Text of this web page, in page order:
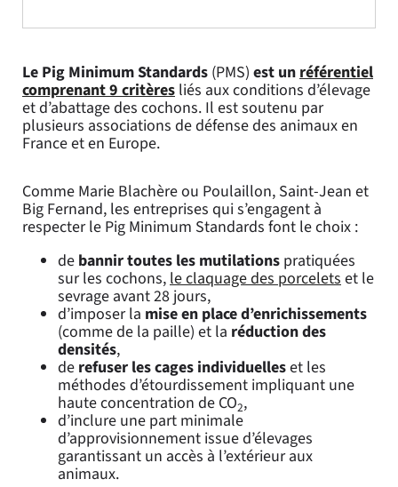
Le Pig Minimum Standards (PMS) est unréférentiel
comprenant 9 critères liés aux conditions d’élevage
et d’abattage des cochons. Il est soutenu par
plusieurs associations de défense des animaux en
France et en Europe.
Comme Marie Blachère ou Poulaillon, Saint-Jean et
Big Fernand, les entreprises qui s’engagent à
respecter le Pig Minimum Standards font le choix :
de bannir toutes les mutilations pratiquées
sur les cochons,le claquage des porceletset le
sevrage avant 28 jours,
d’imposer la mise en place d’enrichissements
(comme de la paille) et la réduction des
densités,
de refuser les cages individuelleset les
méthodes d’étourdissement impliquant une
haute concentration de CO2,
d’inclure une part minimale
d’approvisionnement issue d’élevages
garantissant un accès à l’extérieur aux
animaux.